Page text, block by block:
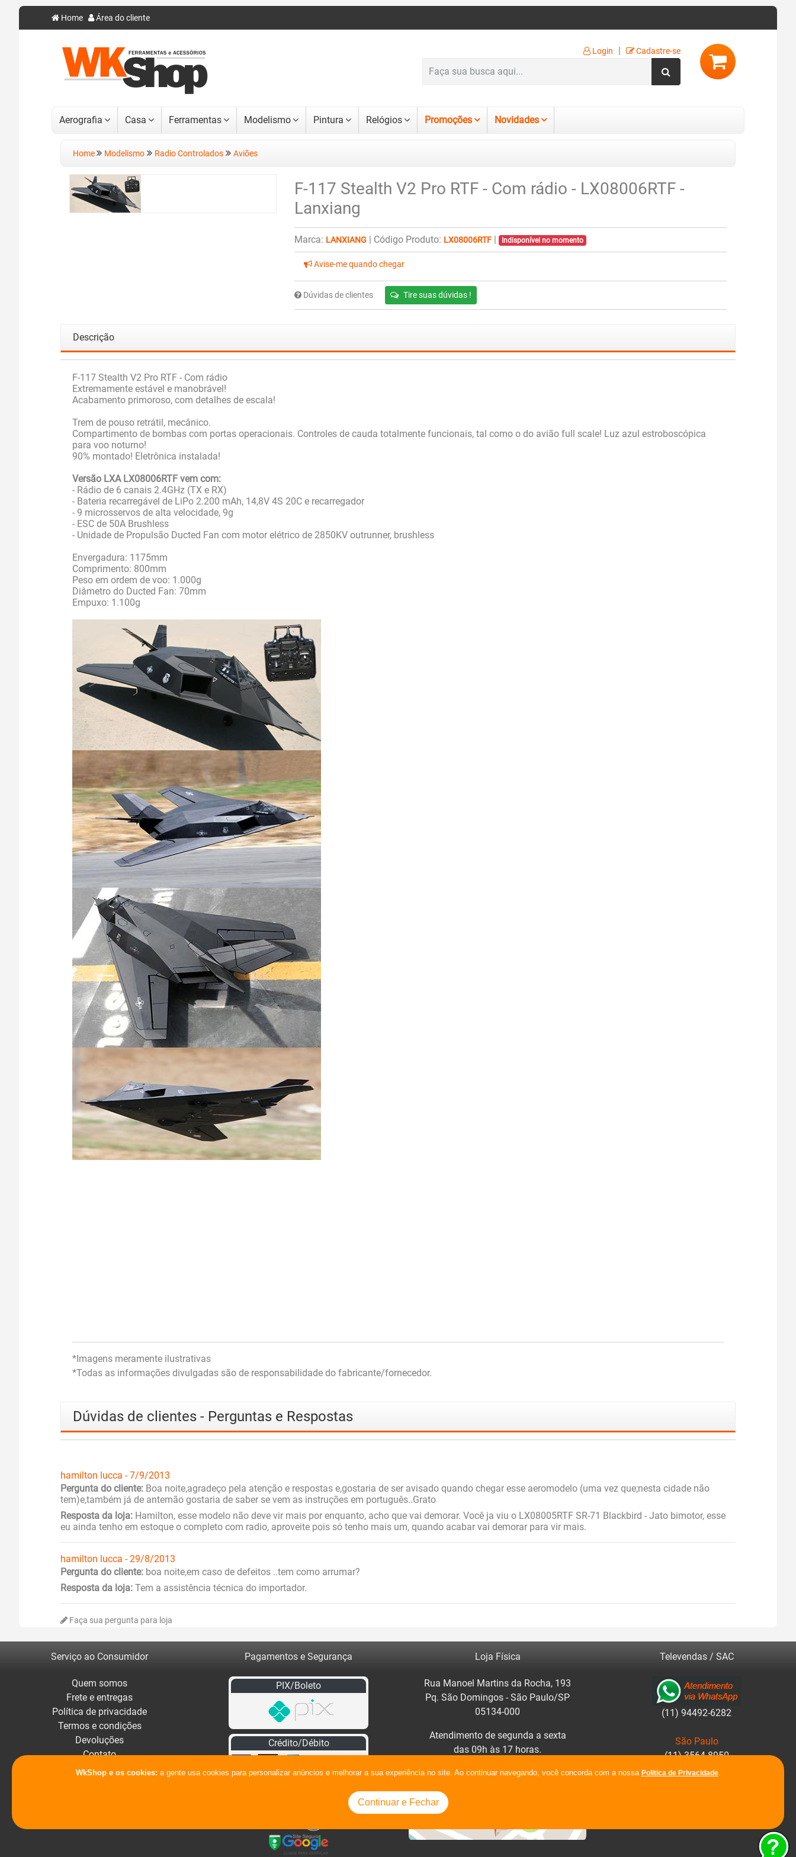
Home Área do cliente
Login | Cadastre-se
Aerografia Casa Ferramentas Modelismo Pintura Relógios Promoções Novidades
Home Modelismo Radio Controlados Aviões
F-117 Stealth V2 Pro RTF - Com rádio - LX08006RTF -
Lanxiang
Marca: LANXIANG Código Produto: LX08006RTF Indisponível no momento
Avise-me quando chegar
Dúvidas de clientes Tire suas dúvidas !
Descrição
F-117 Stealth V2 Pro RTF - Com rádio
Extremamente estável e manobrável!
Acabamento primoroso, com detalhes de escala!
Trem de pouso retrátil, mecânico.
Compartimento de bombas com portas operacionais. Controles de cauda totalmente funcionais, tal como o do avião full scale! Luz azul estroboscópica
para voo noturno!
90% montado! Eletrônica instalada!
Versão LXA LX08006RTF vem com:
- Rádio de 6 canais 2.4GHz (TX e RX)
- Bateria recarregável de LiPo 2.200 mAh, 14,8V 4S 20C e recarregador
- 9 microsservos de alta velocidade, 9g
- ESC de 50A Brushless
- Unidade de Propulsão Ducted Fan com motor elétrico de 2850KV outrunner, brushless
Envergadura: 1175mm
Comprimento: 800mm
Peso em ordem de voo: 1.000g
Diâmetro do Ducted Fan: 70mm
Empuxo: 1.100g
*Imagens meramente ilustrativas
*Todas as informações divulgadas são de responsabilidade do fabricante/fornecedor.
Dúvidas de clientes - Perguntas e Respostas
hamilton lucca - 7/9/2013
Pergunta do cliente: Boa noite,agradeço pela atenção e respostas e,gostaria de ser avisado quando chegar esse aeromodelo (uma vez que;nesta cidade não
tem)e,também já de antemão gostaria de saber se vem as instruções em português..Grato
Resposta da loja: Hamilton, esse modelo não deve vir mais por enquanto, acho que vai demorar. Você ja viu o LX08005RTF SR-71 Blackbird - Jato bimotor, esse
eu ainda tenho em estoque o completo com radio, aproveite pois só tenho mais um, quando acabar vai demorar para vir mais.
hamilton lucca - 29/8/2013
Pergunta do cliente: boa noite,em caso de defeitos ..tem como arrumar?
Resposta da loja: Tem a assistência técnica do importador.
Faça sua pergunta para loja
WkShop e os cookies: a gente usa cookies para personalizar anúncios e melhorar a sua experiência no site. Ao continuar navegando, você concorda com a nossa Politica de Privacidade.
Continuar e Fechar
Serviço ao Consumidor
Quem somos
Frete e entregas
Política de privacidade
Termos e condições
Devoluções
Contato
Pagamentos e Segurança
PIX/Boleto
Crédito/Débito
Loja Física
Rua Manoel Martins da Rocha, 193
Pq. São Domingos - São Paulo/SP
05134-000
Atendimento de segunda a sexta
das 09h às 17 horas.
Clique no mapa para traçar rotas.
Televendas / SAC
(11) 94492-6282
São Paulo
(11) 3564-8950